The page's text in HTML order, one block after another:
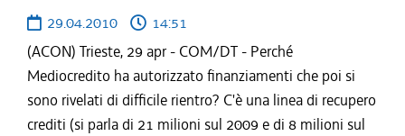
29.04.2010
14:51
(ACON) Trieste, 29 apr - COM/DT - Perché
Mediocredito ha autorizzato finanziamenti che poi si
sono rivelati di difficile rientro? C'è una linea di recupero
crediti (si parla di 21 milioni sul 2009 e di 8 milioni sul